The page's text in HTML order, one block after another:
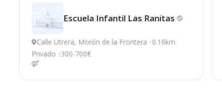
Escuela Infantil Las Ranitas
Calle Utrera, Morón de la Frontera 0.16km
Privado 300-700€